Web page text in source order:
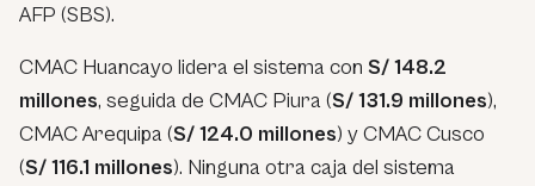
AFP (SBS).
CMAC Huancayo lidera el sistema con S/ 148.2
millones, seguida de CMAC Piura (S/ 131.9 millones),
CMAC Arequipa (S/ 124.0 millones) y CMAC Cusco
(S/ 116.1 millones). Ninguna otra caja del sistema